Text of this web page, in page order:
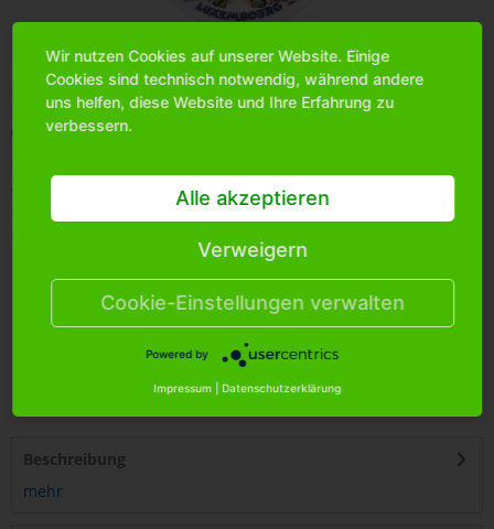
Bittemelden Sie sich an, um mehr Informationen über das
Produkt zu erhalten.
Merken
Artikel-Nr.:
113
25
250255 426711
Beschreibung
mehr
Wir nutzen Cookies auf unserer Website. Einige
Cookies sind technisch notwendig, während andere
uns helfen, diese Website und Ihre Erfahrung zu
verbessern.
Alle akzeptieren
Verweigern
Cookie-Einstellungen verwalten
Powered by
Impressum Datenschutzerklärung